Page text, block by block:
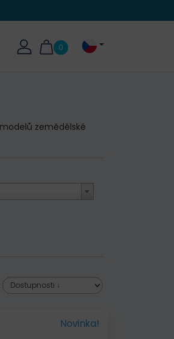
0
zemědělské
Novinka!